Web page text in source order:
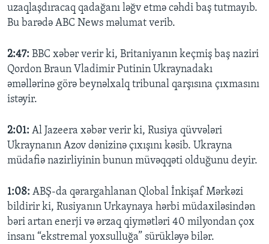
uzaqlaşdıracaq qadağanı ləğv etmə cəhdi baş tutmayıb.
Bu barədə ABC News məlumat verib.
2:47: BBC xəbər verir ki, Britaniyanın keçmiş baş naziri
Qordon Braun Vladimir Putinin Ukraynadakı
əməllərinə görə beynəlxalq tribunal qarşısına çıxmasını
istəyir.
2:01: Al Jazeera xəbər verir ki, Rusiya qüvvələri
Ukraynanın Azov dənizinə çıxışını kəsib. Ukrayna
müdafiə nazirliyinin bunun müvəqqəti olduğunu deyir.
1:08: ABŞ-da qərargahlanan Qlobal İnkişaf Mərkəzi
bildirir ki, Rusiyanın Urkaynaya hərbi müdaxiləsindən
bəri artan enerji və ərzaq qiymətləri 40 milyondan çox
insanı “ekstremal yoxsulluğa” sürükləyə bilər.